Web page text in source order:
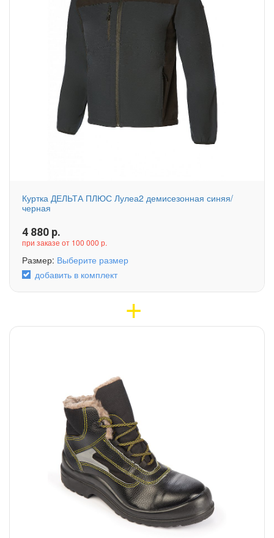
Куртка ДЕЛЬТА ПЛЮС Лулеа2 демисезонная синяя/
черная
4 880 р.
при заказе от 100 000 р.
Размер: Выберите размер
добавить в комплект